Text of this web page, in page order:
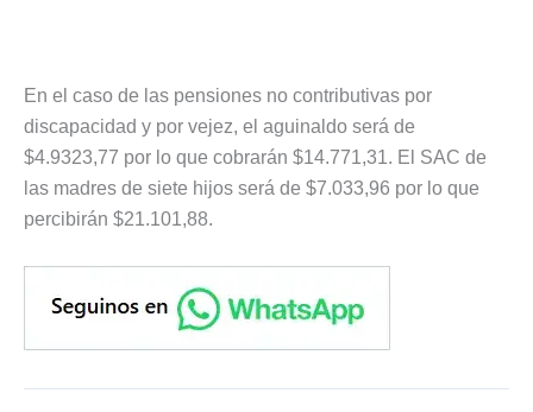
En el caso de las pensiones no contributivas por
discapacidad y por vejez, el aguinaldo será de
$4.9323,77 por lo que cobrarán $14.771,31. El SAC de
las madres de siete hijos será de $7.033,96 por lo que
percibirán $21.101,88.